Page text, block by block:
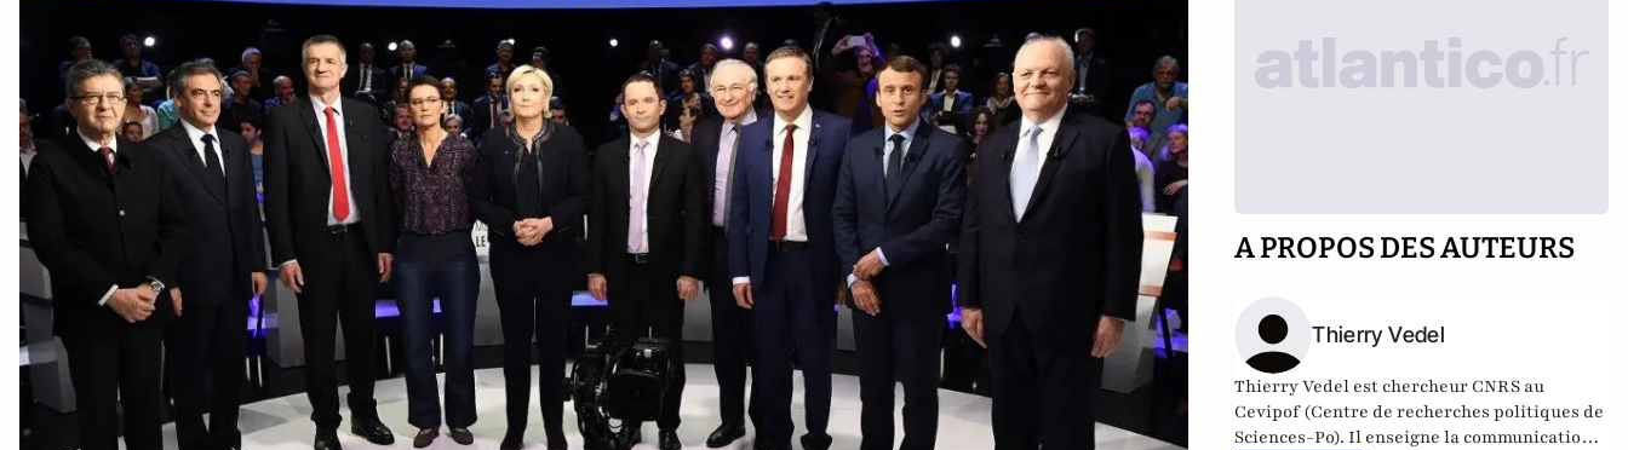
A PROPOS DES AUTEURS
Thierry Vedel
Thierry Vedel est chercheur CNRS au
Cevipof (Centre de recherches politiques de
Sciences-Po). Il enseigne la communication